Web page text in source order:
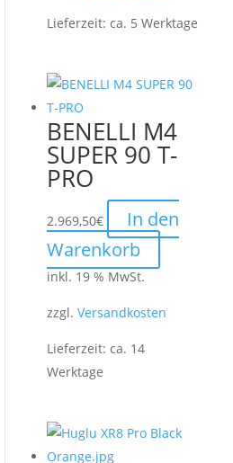
Lieferzeit:ca. 5 Werktage
BENELLI M4
SUPER 90 T-
PRO
2.969,50€
In den
Warenkorb
inkl. 19 % MwSt.
zzgl.Versandkosten
Lieferzeit:ca. 14
Werktage